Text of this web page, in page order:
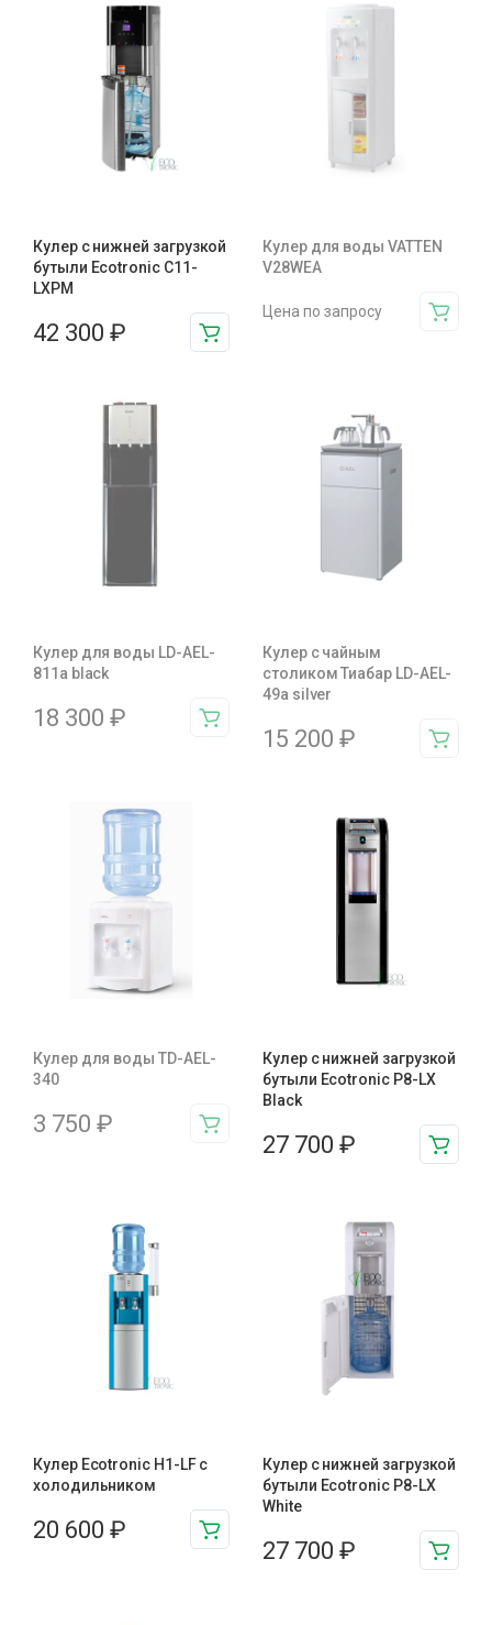
Кулер с нижней загрузкой
бутыли Ecotronic C11-
LXPM
42 300 ₽
Кулер для воды VATTEN
V28WEA
Цена по запросу
Кулер для воды LD-AEL-
811a black
18 300 ₽
Кулер с чайным
столиком Тиабар LD-AEL-
49a silver
15 200 ₽
Кулер для воды TD-AEL-
340
3 750 ₽
Кулер с нижней загрузкой
бутыли Ecotronic P8-LX
Black
27 700 ₽
Кулер Ecotronic H1-LF с
холодильником
20 600 ₽
Кулер с нижней загрузкой
бутыли Ecotronic P8-LX
White
27 700 ₽